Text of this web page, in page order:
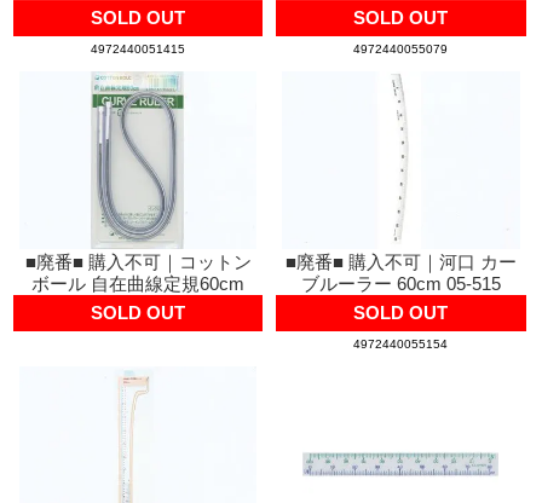
SOLD OUT
4972440051415
SOLD OUT
4972440055079
■廃番■ 購入不可｜コットン
ボール 自在曲線定規60cm
SOLD OUT
■廃番■ 購入不可｜河口 カー
ブルーラー 60cm 05-515
SOLD OUT
4972440055154